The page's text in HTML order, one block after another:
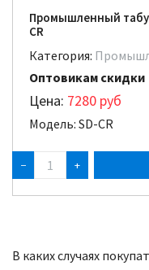
Промышленный
CR
Категория:
Оптовикам скидки
Цена: 7280 руб
Модель: SD-CR
− +
В каких случаях